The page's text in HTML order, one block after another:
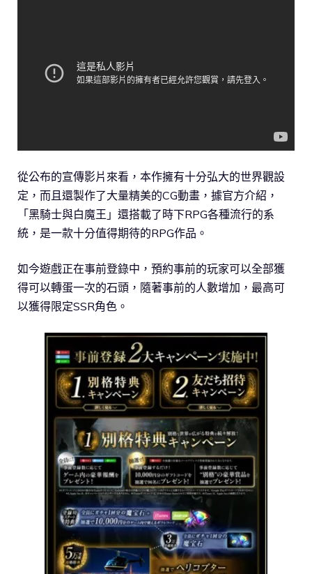
從公布的宣傳影片來看，本作擁有十分弘大的世界觀設
定，而且還製作了大量精美的CG動畫，據官方介紹，
「黑騎士與白魔王」還搭載了時下RPG各種流行的系
統，是一款十分值得期待的RPG作品。
如今遊戲正在事前登錄中，預約事前的玩家可以全部獲
得可以轉蛋一次的石頭，隨著事前的人數增加，最高可
以獲得限定SSR角色。